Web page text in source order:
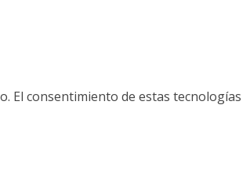
El consentimiento de estas tecnologías